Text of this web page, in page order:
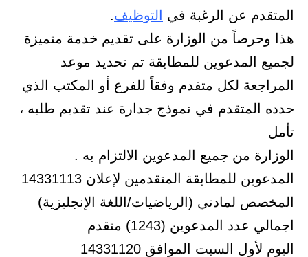
المتقدم عن الرغبة في
التوظيف.
هذا وحرصاً من الوزارة على تقديم خدمة متميزة
لجميع المدعوين للمطابقة تم تحديد موعد
المراجعة لكل متقدم وفقاً للفرع أو المكتب الذي
حدده المتقدم في نموذج جدارة عند تقديم طلبه ،
تأمل
الوزارة من جميع المدعوين الالتزام به .
المدعوين للمطابقة المتقدمين لإعلان 14331113
المخصص لمادتي (الرياضيات/اللغة الإنجليزية)
اجمالي عدد المدعوين (1243) متقدم
اليوم لأول السبت الموافق 14331120